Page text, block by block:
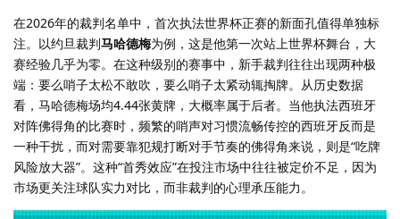
在2026年的裁判名单中，首次执法世界杯正赛的新面孔值得单独标
注。以约旦裁判马哈德梅为例，这是他第一次站上世界杯舞台，大
赛经验几乎为零。在这种级别的赛事中，新手裁判往往出现两种极
端：要么哨子太松不敢吹，要么哨子太紧动辄掏牌。从历史数据
看，马哈德梅场均4.44张黄牌，大概率属于后者。当他执法西班牙
对阵佛得角的比赛时，频繁的哨声对习惯流畅传控的西班牙反而是
一种干扰，而对需要靠犯规打断对手节奏的佛得角来说，则是“吃牌
风险放大器”。这种“首秀效应”在投注市场中往往被定价不足，因为
市场更关注球队实力对比，而非裁判的心理承压能力。